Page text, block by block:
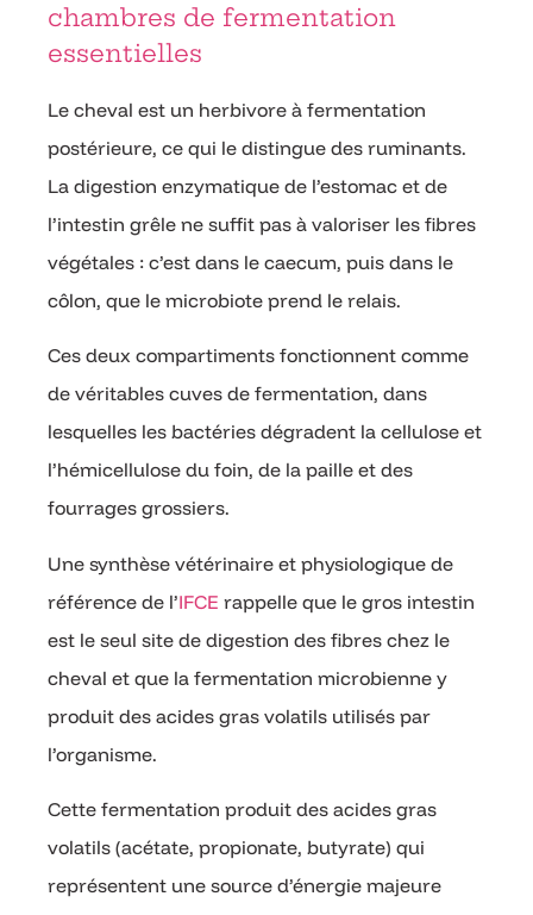
chambres de fermentation
essentielles
Le cheval est un herbivore à fermentation
postérieure, ce qui le distingue des ruminants.
La digestion enzymatique de l’estomac et de
l’intestin grêle ne suffit pas à valoriser les fibres
végétales : c’est dans le caecum, puis dans le
côlon, que le microbiote prend le relais.
Ces deux compartiments fonctionnent comme
de véritables cuves de fermentation, dans
lesquelles les bactéries dégradent la cellulose et
l’hémicellulose du foin, de la paille et des
fourrages grossiers.
Une synthèse vétérinaire et physiologique de
référence de l’IFCE rappelle que le gros intestin
est le seul site de digestion des fibres chez le
cheval et que la fermentation microbienne y
produit des acides gras volatils utilisés par
l’organisme.
Cette fermentation produit des acides gras
volatils (acétate, propionate, butyrate) qui
représentent une source d’énergie majeure